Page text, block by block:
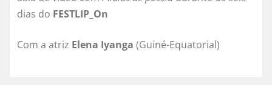
dias do FESTLIP_On
Com a atriz Elena Iyanga (Guiné-Equatorial)